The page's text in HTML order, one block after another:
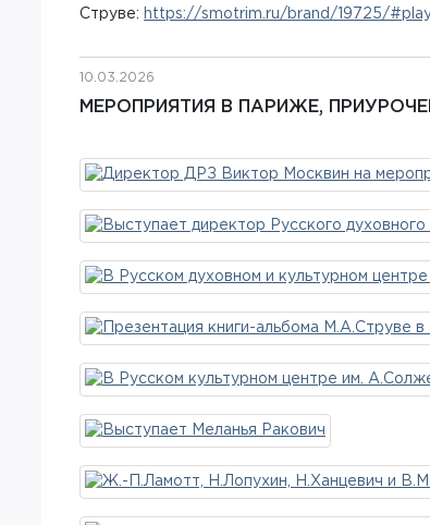
Струве: https://smotrim.ru/brand/19725/
10.03.2026
МЕРОПРИЯТИЯ В ПАРИЖЕ,